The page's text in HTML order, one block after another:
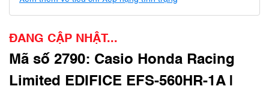
ĐANG CẬP NHẬT...
Mã số 2790: Casio Honda Racing
Limited EDIFICE EFS-560HR-1A |